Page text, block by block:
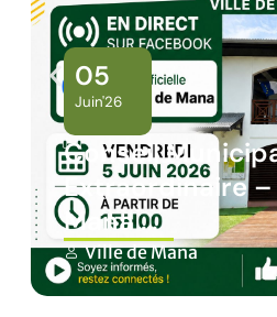
02
Juin'26
Panne des
sur le territoire
Ville de Mana